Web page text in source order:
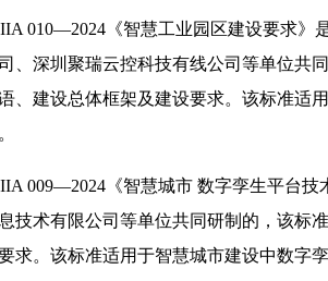
010—2024《智慧工业园区建设要求》
、深圳聚瑞云控科技有线公司等单位共
、建设总体框架及建设要求。该标准适
009—2024《智慧城市 数字孪生平台
技术有限公司等单位共同研制的，该标
求。该标准适用于智慧城市建设中数字